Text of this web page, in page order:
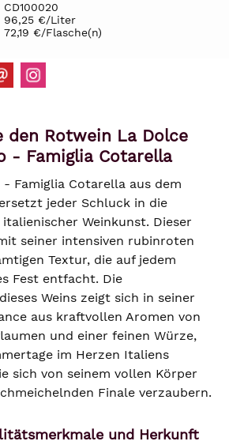
CD100020
96,25 €/Liter
72,19 €/Flasche(n)
den Rotwein La Dolce
- Famiglia Cotarella
Famiglia Cotarella aus dem
jeder Schluck in die
Weinkunst. Dieser
seiner intensiven rubinroten
Textur, die auf jedem
Fest entfacht. Die
Weins zeigt sich in seiner
aus kraftvollen Aromen von
und einer feinen Würze,
im Herzen Italiens
sich von seinem vollen Körper
Finale verzaubern.
und Herkunft